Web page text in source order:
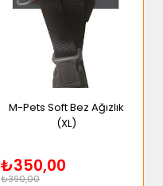
M-Pets Soft Bez Ağızlık
(XL)
₺350,00
₺390,00